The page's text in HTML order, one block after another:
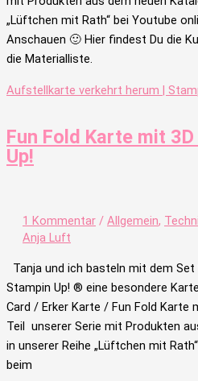
„Lüftchen mit Rath“ bei Youtube
Anschauen 🙂 Hier findest Du die
die Materialliste.
Aufstellkarte verkehrt herum |
Fun Fold Karte mit
Up!
1 Kommentar / Allgemein,
Anja Luft
Tanja und ich basteln mit dem Set
Stampin Up! ® eine besondere
Card / Erker Karte / Fun Fold Karte
Teil unserer Serie mit Produkten
in unserer Reihe „Lüftchen mit
beim